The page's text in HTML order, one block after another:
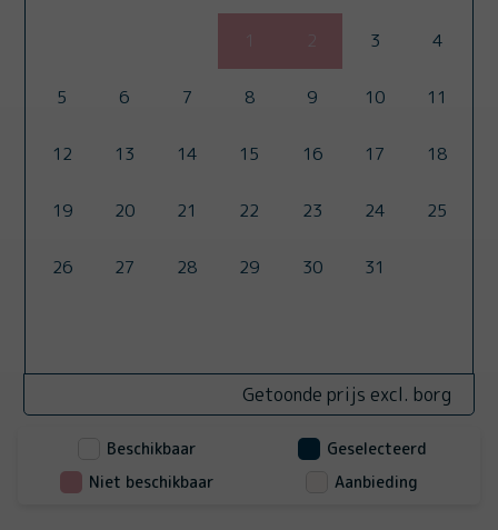
2 3 4
5 6 7 8 9 10 11
12 13 14 15 16 17 18
19 20 21 22 23 24 25
26 27 28 29 30 31
Getoonde prijs excl. borg
Beschikbaar
Geselecteerd
Niet beschikbaar
Aanbieding